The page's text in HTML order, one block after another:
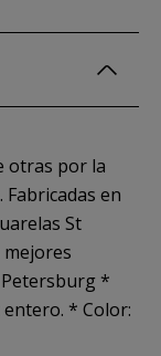
otras por la
en
St
Petersburg *
* Color: